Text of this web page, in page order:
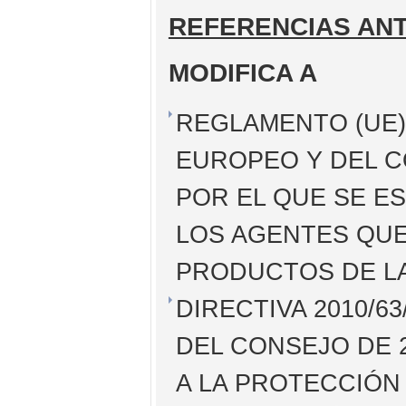
REFERENCIAS
MODIFICA A
REGLAMENTO
EUROPEO Y DEL
POR EL QUE SE
LOS AGENTES
PRODUCTOS DE
DIRECTIVA 2010/
DEL CONSEJO DE
A LA